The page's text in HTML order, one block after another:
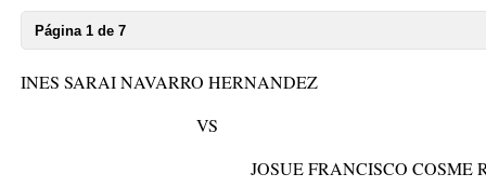
Página 1 de 7
INES SARAI NAVARRO HERNANDEZ
VS
JOSUE FRANCISCO COSME